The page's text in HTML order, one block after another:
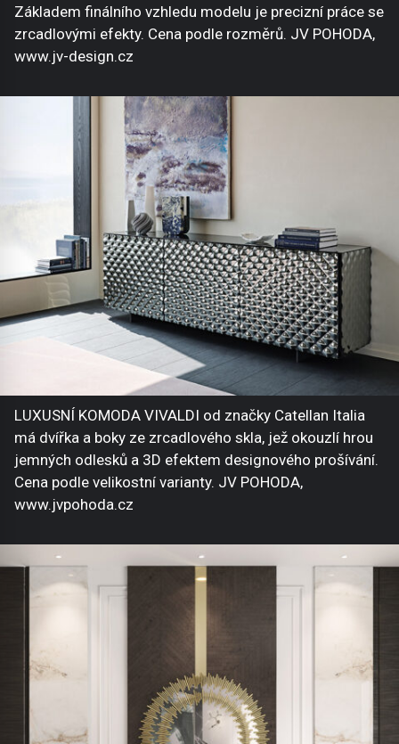
Základem finálního vzhledu modelu je precizní práce se
zrcadlovými efekty. Cena podle rozměrů. JV POHODA,
www.jv-design.cz
LUXUSNÍ KOMODA VIVALDI od značky Catellan Italia
má dvířka a boky ze zrcadlového skla, jež okouzlí hrou
jemných odlesků a 3D efektem designového prošívání.
Cena podle velikostní varianty. JV POHODA,
www.jvpohoda.cz